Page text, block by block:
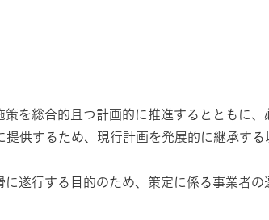
策を総合的且つ計画的に推進するとともに
提供するため、現行計画を発展的に継承す
に遂行する目的のため、策定に係る事業者